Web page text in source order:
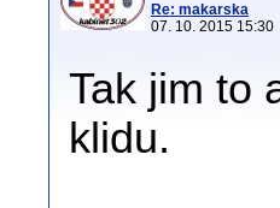
Re: makarska
07. 10. 2015 15:30
Tak jim to
klidu.